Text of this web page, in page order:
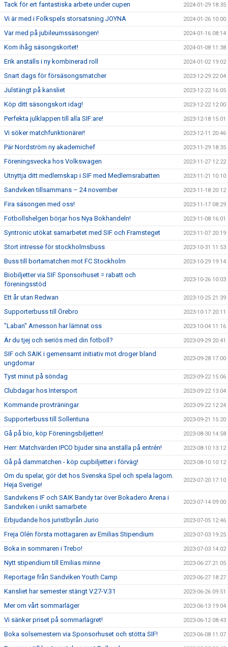
Tack för ert fantastiska arbete under cupen 2024-01-29 18:35
Vi är med i Folkspels storsatsning JOYNA 2024-01-26 10:00
Var med på jubileumssäsongen! 2024-01-16 08:14
Kom ihåg säsongskortet! 2024-01-08 11:38
Erik anställs i ny kombinerad roll 2024-01-02 19:02
Snart dags för försäsongsmatcher 2023-12-29 22:04
Julstängt på kansliet 2023-12-22 16:05
Köp ditt säsongskort idag! 2023-12-22 12:00
Perfekta julklappen till alla SIF:are! 2023-12-18 15:01
Vi söker matchfunktionärer! 2023-12-11 20:46
Pär Nordström ny akademichef 2023-11-29 18:35
Föreningsvecka hos Volkswagen 2023-11-27 12:22
Utnyttja ditt medlemskap i SIF med Medlemsrabatten 2023-11-21 10:10
Sandviken tillsammans – 24 november 2023-11-18 20:12
Fira säsongen med oss! 2023-11-17 08:29
Fotbollshelgen börjar hos Nya Bokhandeln! 2023-11-08 16:01
Syntronic utökat samarbetet med SIF och Framsteget 2023-11-07 20:19
Stort intresse för stockholmsbuss 2023-10-31 11:53
Buss till bortamatchen mot FC Stockholm 2023-10-29 19:14
Biobiljetter via SIF Sponsorhuset = rabatt och
föreningsstöd
2023-10-26 10:03
Ett år utan Redwan 2023-10-25 21:39
Supporterbuss till Örebro 2023-10-17 20:11
"Laban" Arnesson har lämnat oss 2023-10-04 11:16
Är du tjej och seriös med din fotboll? 2023-09-29 20:41
SIF och SAIK i gemensamt initiativ mot droger bland
ungdomar
2023-09-28 17:00
Tyst minut på söndag 2023-09-22 15:06
Clubdagar hos Intersport 2023-09-22 13:04
Kommande provträningar 2023-09-22 12:24
Supporterbuss till Sollentuna 2023-09-21 15:20
Gå på bio, köp Föreningsbiljetten! 2023-08-30 14:58
Herr: Matchvärden IPCO bjuder sina anställa på entrén! 2023-08-10 13:12
Gå på dammatchen - köp cupbiljetter i förväg! 2023-08-10 10:12
Om du spelar, gör det hos Svenska Spel och spela lagom.
Heja Sverige!
2023-07-20 17:10
Sandvikens IF och SAIK Bandy tar över Bokadero Arena i
Sandviken i unikt samarbete
2023-07-14 09:00
Erbjudande hos juristbyrån Jurio 2023-07-05 12:46
Freja Olén första mottagaren av Emilias Stipendium 2023-07-03 19:25
Boka in sommaren i Trebo! 2023-07-03 14:02
Nytt stipendium till Emilias minne 2023-06-27 21:05
Reportage från Sandviken Youth Camp 2023-06-27 18:27
Kansliet har semester stängt V.27-V.31 2023-06-26 09:51
Mer om vårt sommarläger 2023-06-13 19:04
Vi sänker priset på sommarlägret! 2023-06-12 08:43
Boka solsemestern via Sponsorhuset och stötta SIF! 2023-06-08 11:07